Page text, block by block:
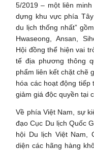
5/2019 – một liên
dựng khu vực phía
du lịch thống nhất”
Hwaseong, Ansan,
Hội đồng thể hiện vai
tế địa phương thông
phẩm liên kết chặt chẽ
hóa các hoạt động tiếp
giảm giá độc quyền tại
Về phía Việt Nam, sự
đạo Cục Du lịch Quốc
hội Du lịch Việt Nam,
diện các hãng hàng